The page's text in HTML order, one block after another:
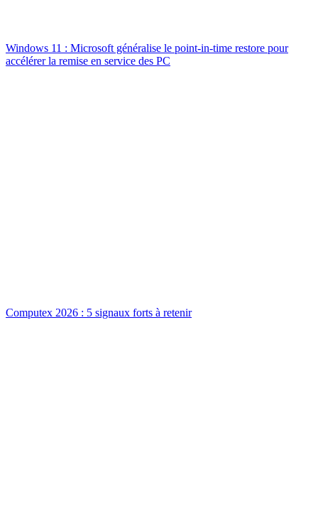
Windows 11 : Microsoft généralise le point-in-time restore pour
accélérer la remise en service des PC
Computex 2026 : 5 signaux forts à retenir